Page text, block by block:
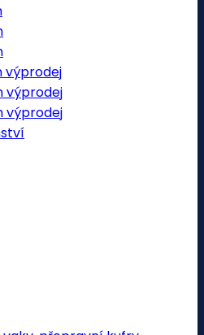
výprodej
výprodej
výprodej